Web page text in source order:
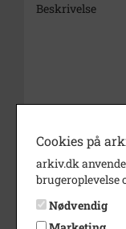
Beskrivelse
Dateringsnote
Fotograf
Materiale
Cookies på
arkiv.dk
Nødvendig